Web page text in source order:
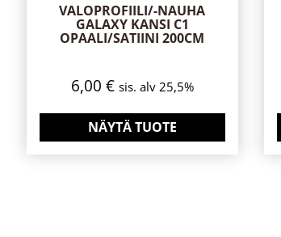
VALOPROFIILI/-NAUHA
GALAXY KANSI C1
OPAALI/SATIINI 200CM
6,00 € sis. alv 25,5%
NÄYTÄ TUOTE